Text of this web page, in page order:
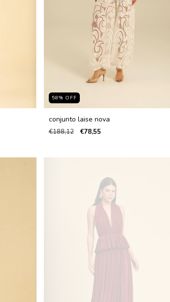
58% OFF
conjunto laise nova
€188,12 €78,55